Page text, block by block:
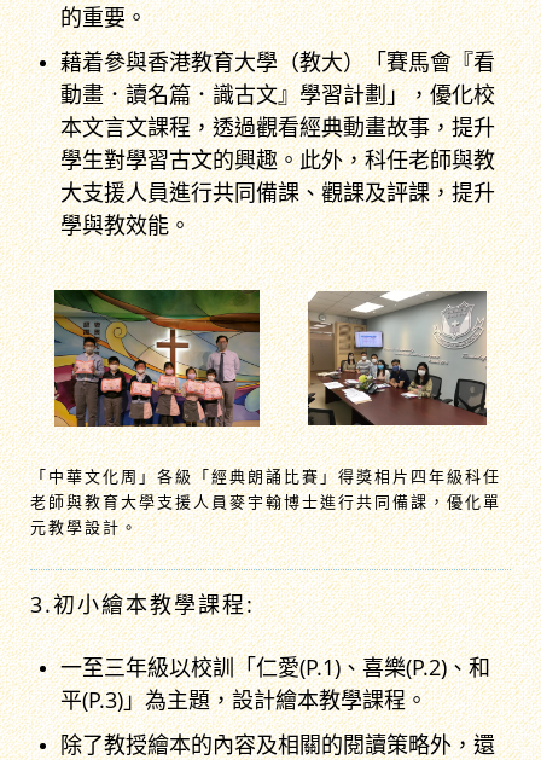
的重要。
藉着參與香港教育大學（教大）「賽馬會『看
動畫．讀名篇．識古文』學習計劃」，優化校
本文言文課程，透過觀看經典動畫故事，提升
學生對學習古文的興趣。此外，科任老師與教
大支援人員進行共同備課、觀課及評課，提升
學與教效能。
「中華文化周」各級「經典朗誦比賽」得獎相片四年級科任
老師與教育大學支援人員麥宇翰博士進行共同備課，優化單
元教學設計。
3.初小繪本教學課程:
一至三年級以校訓「仁愛(P.1)、喜樂(P.2)、和
平(P.3)」為主題，設計繪本教學課程。
除了教授繪本的內容及相關的閱讀策略外，還